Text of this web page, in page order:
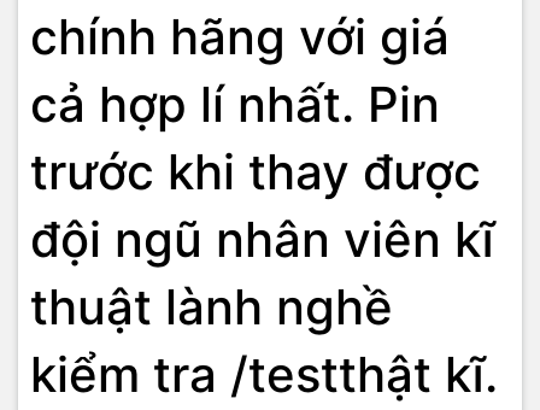
chính hãng với giá
cả hợp lí nhất. Pin
trước khi thay được
đội ngũ nhân viên kĩ
thuật lành nghề
kiểm tra /testthật kĩ.